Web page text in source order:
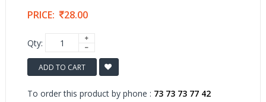
PRICE: 28.00
Qty:
ADD TO CART
To order this product by phone : 73 73 73 77 42